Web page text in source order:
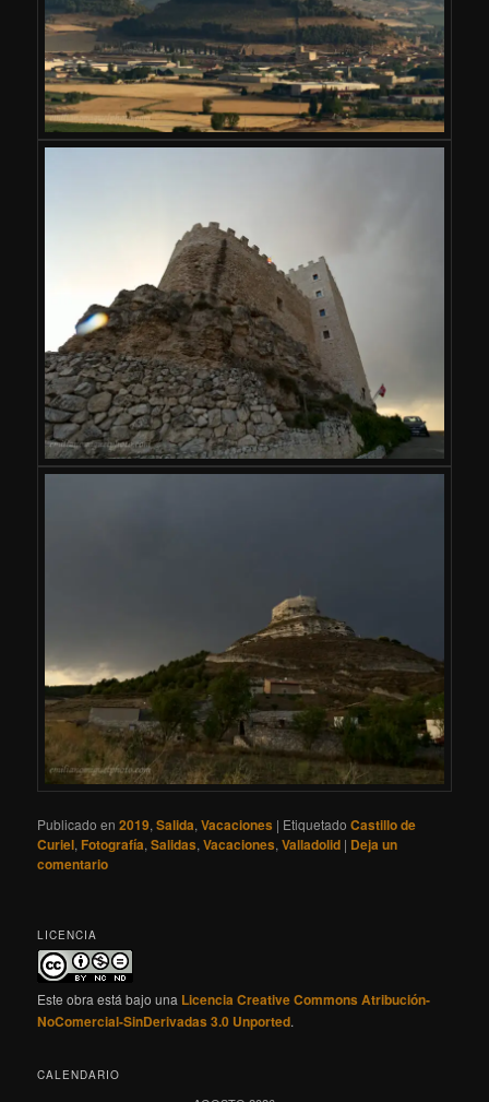
Publicado en 2019,Salida,Vacaciones | Etiquetado Castillo de
Curiel, Fotografía,Salidas,Vacaciones,Valladolid | Deja un
comentario
LICENCIA
Este obra está bajo una Licencia Creative Commons Atribución-
NoComercial-SinDerivadas 3.0 Unported.
CALENDARIO